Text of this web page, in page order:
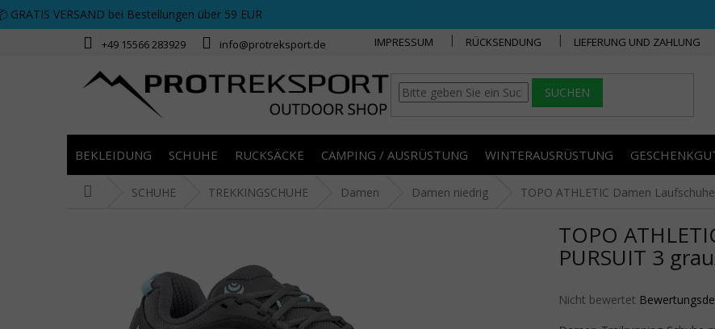
Zum Inhalt springen
GRATIS VERSAND bei Bestellungen über 59 EUR
+49 15566 283929 info@protreksport.de IMPRESSUM RÜCKSENDUNG LIEFERUNG UND ZAHLUNG
SUCHEN
BEKLEIDUNG SCHUHE RUCKSÄCKE CAMPING / AUSRÜSTUNG WINTERAUSRÜSTUNG
StartseiteSCHUHE TREKKINGSCHUHE Damen Damen niedrig TOPO ATHLETIC Damen
TOPO
PURSUIT 3
Die durchschnittliche
Nicht bewertet